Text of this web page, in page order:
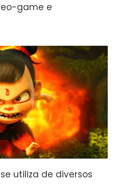
game e
utiliza de diversos